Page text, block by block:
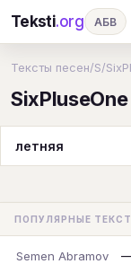
Teksti.org АБВ
И К Л
Т У Ф
Я En A
H I J
Q R S
Тексты песен/S/
летняя
ПОПУЛЯРНЫЕ
Semen Abramov